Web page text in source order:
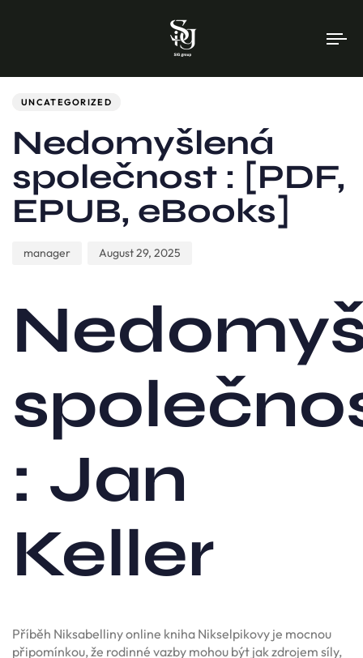
UNCATEGORIZED
Nedomyšlená
společnost : [PDF,
EPUB, eBooks]
manager August 29, 2025
: Jan
Keller
Příběh Niksabelliny online kniha Nikselpikovy je mocnou
připomínkou, že rodinné vazby mohou být jak zdrojem síly,